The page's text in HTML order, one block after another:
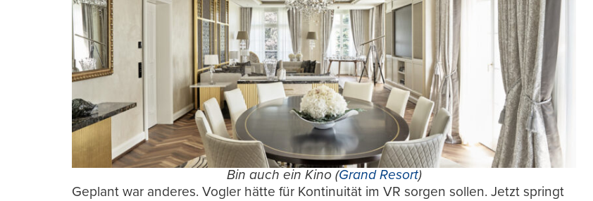
Bin auch ein Kino (Grand Resort)
Geplant war anderes. Vogler hätte für Kontinuität im VR sorgen sollen. Jetzt springt